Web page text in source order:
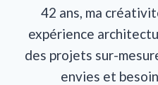
42 ans, ma
expérience
des projets sur-
envies et